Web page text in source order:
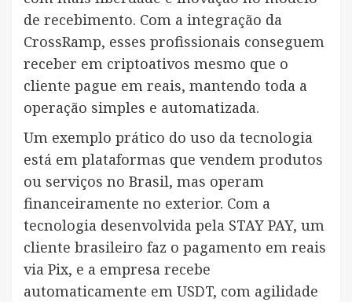
de recebimento. Com a integração da
CrossRamp, esses profissionais conseguem
receber em criptoativos mesmo que o
cliente pague em reais, mantendo toda a
operação simples e automatizada.
Um exemplo prático do uso da tecnologia
está em plataformas que vendem produtos
ou serviços no Brasil, mas operam
financeiramente no exterior. Com a
tecnologia desenvolvida pela STAY PAY, um
cliente brasileiro faz o pagamento em reais
via Pix, e a empresa recebe
automaticamente em USDT, com agilidade